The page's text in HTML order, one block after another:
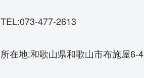
TEL:073-477-2613
所在地:和歌山県和歌山市布施屋6-4